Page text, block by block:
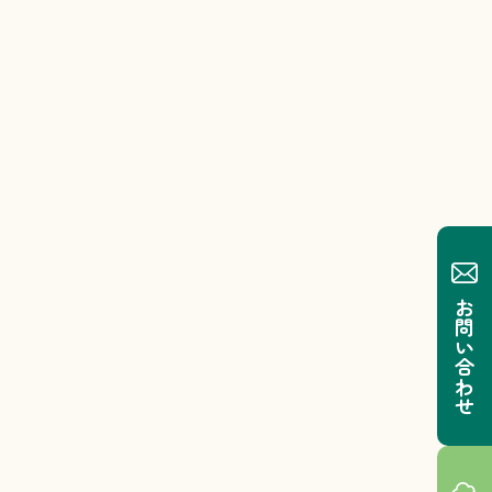
お問い合わせ